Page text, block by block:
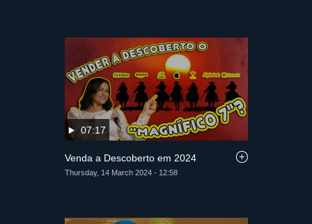
07:17
Venda a Descoberto em 2024
Thursday, 14 March 2024 - 12:58